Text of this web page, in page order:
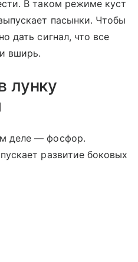
В таком режиме куст
пасынки. Чтобы
дать сигнал, что все
вширь.
лунку
деле — фосфор.
развитие боковых